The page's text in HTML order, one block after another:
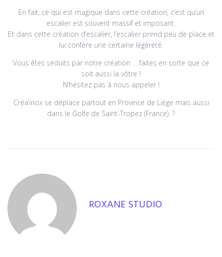
En fait, ce qui est magique dans cette création, c’est qu’un
escalier est souvent massif et imposant.
Et dans cette création d’escalier, l’escalier prend peu de place et
lui confère une certaine légèreté.
Vous êtes séduits par notre création … faites en sorte que ce
soit aussi la vôtre !
N’hésitez pas à nous appeler !
Créa’inox se déplace partout en Province de Liège mais aussi
dans le Golfe de Saint-Tropez (France). ?
ROXANE STUDIO